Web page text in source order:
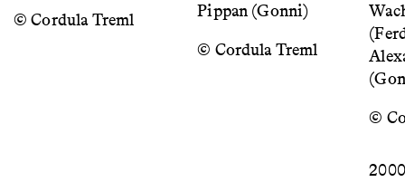
© Cordula Treml
Pippan (Gonni)
© Cordula Treml
©
2000